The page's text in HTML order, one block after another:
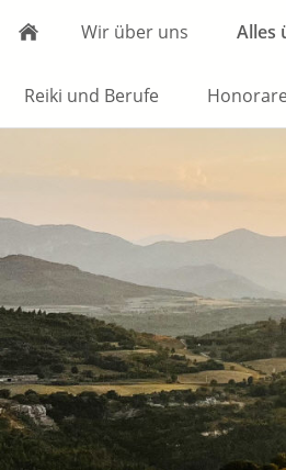
Wir über uns Alles
Reiki und Berufe Honorare